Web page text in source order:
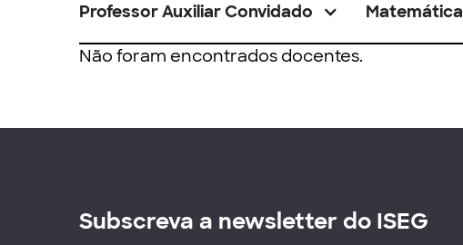
Professor Auxiliar Convidado Matemática
Não foram encontrados docentes.
Subscreva a newsletter do ISEG